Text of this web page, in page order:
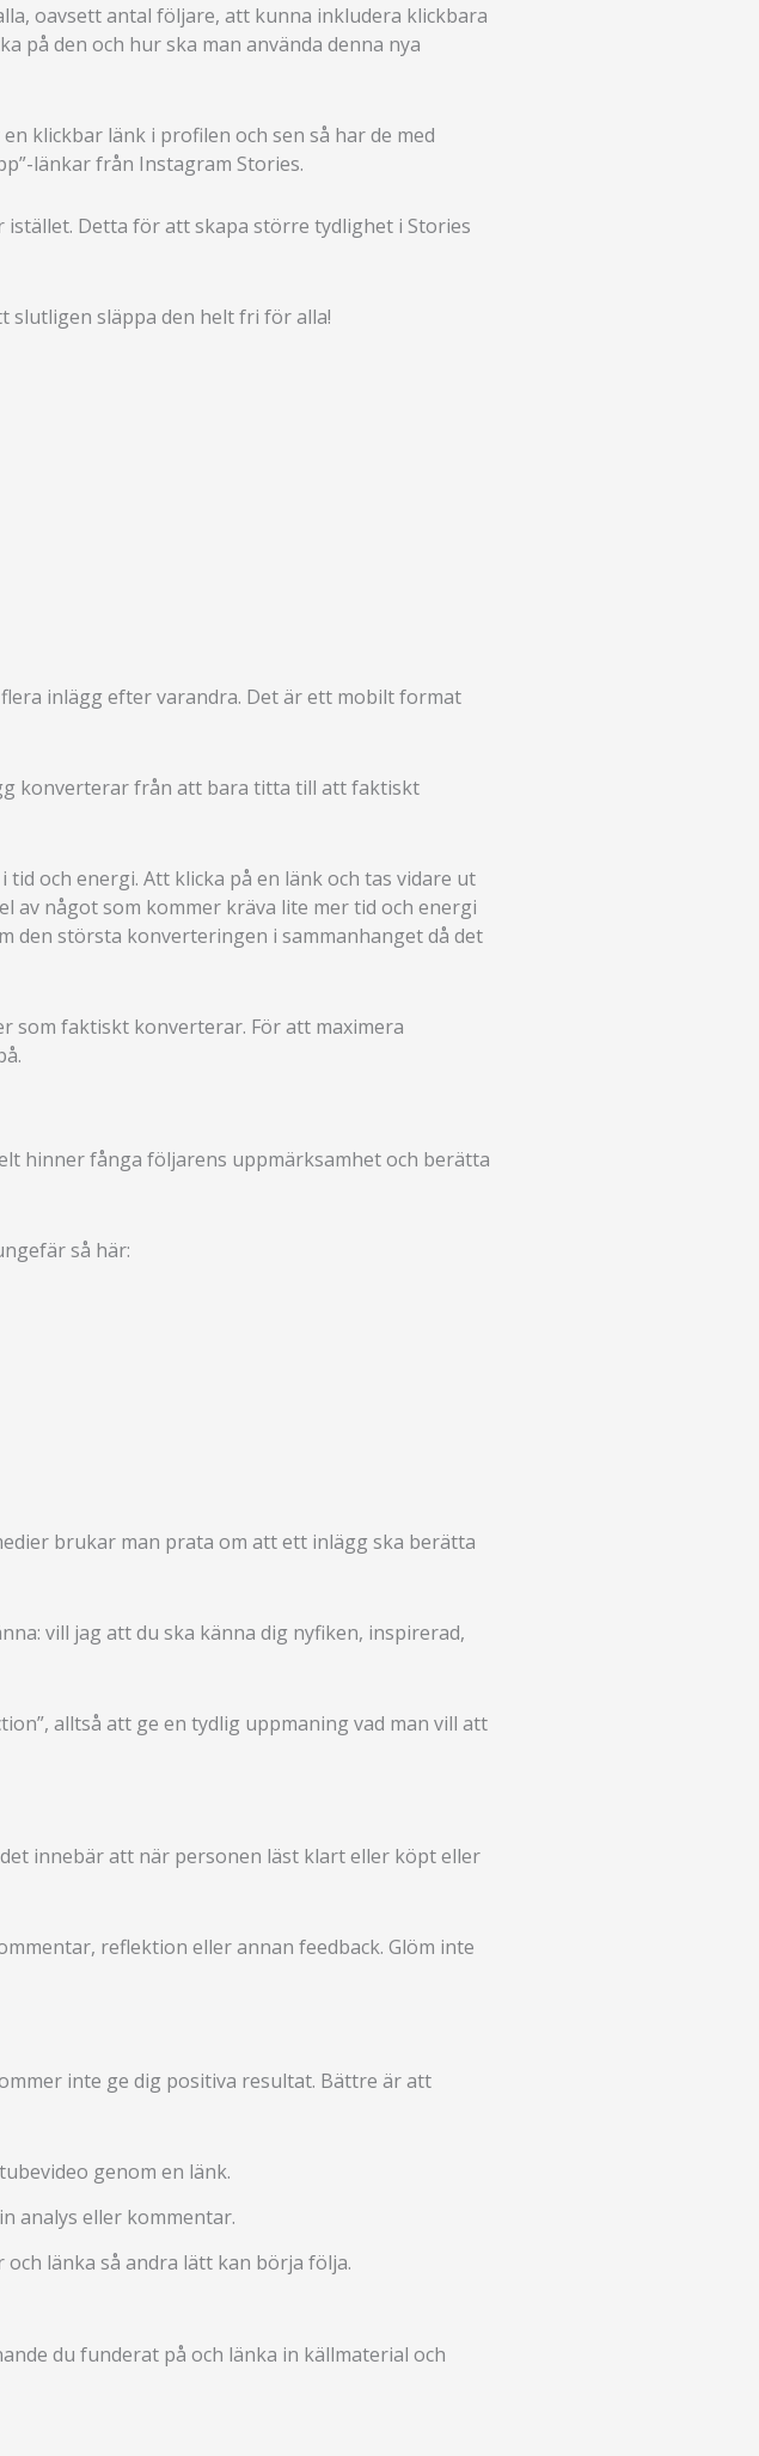
oavsett antal följare, att kunna inkludera klickbara
på den och hur ska man använda denna nya
klickbar länk i profilen och sen så har de med
länkar från Instagram Stories.
istället. Detta för att skapa större tydlighet i Stories
slutligen släppa den helt fri för alla!
inlägg efter varandra. Det är ett mobilt format
konverterar från att bara titta till att faktiskt
och energi. Att klicka på en länk och tas vidare ut
av något som kommer kräva lite mer tid och energi
den största konverteringen i sammanhanget då det
som faktiskt konverterar. För att maximera
hinner fånga följarens uppmärksamhet och berätta
så här:
brukar man prata om att ett inlägg ska berätta
vill jag att du ska känna dig nyfiken, inspirerad,
alltså att ge en tydlig uppmaning vad man vill att
innebär att när personen läst klart eller köpt eller
reflektion eller annan feedback. Glöm inte
inte ge dig positiva resultat. Bättre är att
genom en länk.
analys eller kommentar.
länka så andra lätt kan börja följa.
du funderat på och länka in källmaterial och